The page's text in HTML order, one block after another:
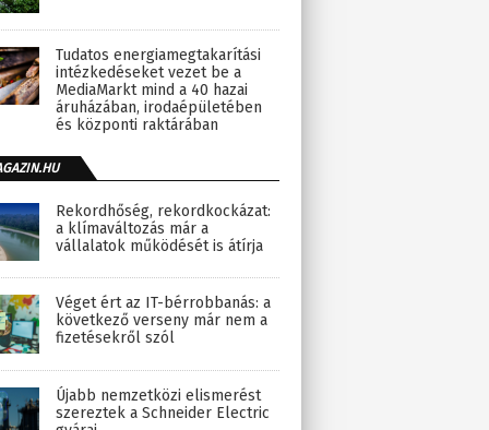
Tudatos energiamegtakarítási
intézkedéseket vezet be a
MediaMarkt mind a 40 hazai
áruházában, irodaépületében
és központi raktárában
Rekordhőség, rekordkockázat:
a klímaváltozás már a
vállalatok működését is átírja
Véget ért az IT-bérrobbanás: a
következő verseny már nem a
fizetésekről szól
Újabb nemzetközi elismerést
szereztek a Schneider Electric